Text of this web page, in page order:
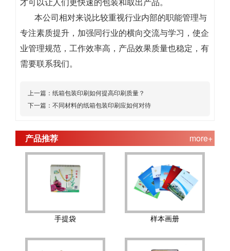
本公司相对来说比较重视行业内部的职能管理与
专注素质提升，加强同行业的横向交流与学习，使企
业管理规范，工作效率高，产品效果质量也稳定，有
需要联系我们。
上一篇： 纸箱包装印刷如何提高印刷质量？
下一篇： 不同材料的纸箱包装印刷应如何对待
产品推荐 more+
手提袋 样本画册